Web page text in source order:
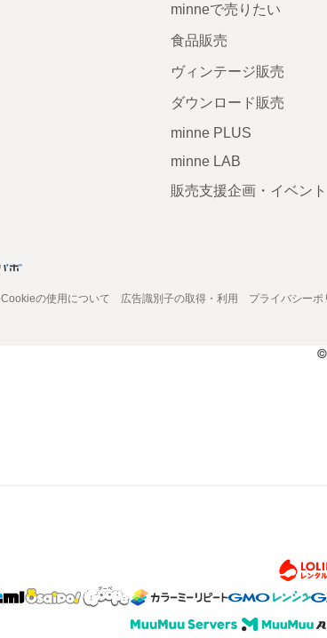
minneで売りたい
食品販売
ヴィンテージ販売
ダウンロード販売
minne PLUS
minne LAB
販売支援企画・イベント
Cookieの使用について 広告識別子の取得・利用 プライバシーポ